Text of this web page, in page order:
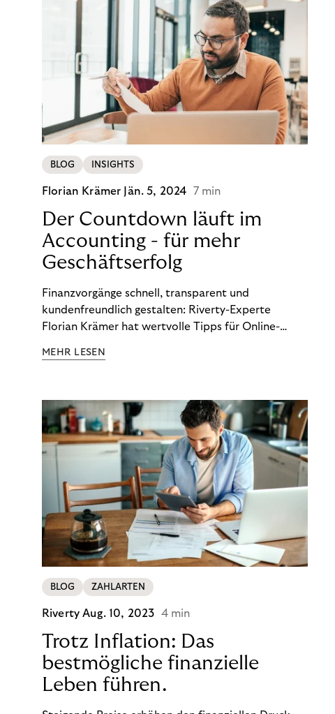
BLOG INSIGHTS
Florian Krämer Jän. 5, 2024 7 min
Der Countdown läuft im
Accounting - für mehr
Geschäftserfolg
Finanzvorgänge schnell, transparent und
kundenfreundlich gestalten: Riverty-Experte
Florian Krämer hat wertvolle Tipps für Online-
möchten.
MEHR LESEN
BLOG ZAHLARTEN
RivertyAug. 10, 2023 4 min
Trotz Inflation: Das
bestmögliche finanzielle
Leben führen.